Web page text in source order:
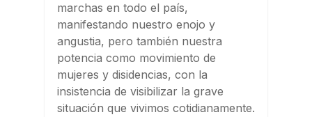
marchas en todo el país,
manifestando nuestro enojo y
angustia, pero también nuestra
potencia como movimiento de
mujeres y disidencias, con la
insistencia de visibilizar la grave
situación que vivimos cotidianamente.